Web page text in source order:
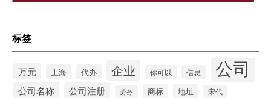
标签
万元 上海 代办 企业 你可以 信息 公司
公司名称 公司注册 劳务 商标 地址 宋代